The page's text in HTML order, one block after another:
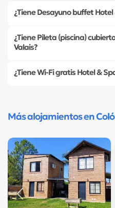
¿Tiene Desayuno buffet
¿Tiene Pileta (piscina)
Valais?
¿Tiene Wi-Fi gratis Hotel &
Más alojamientos en